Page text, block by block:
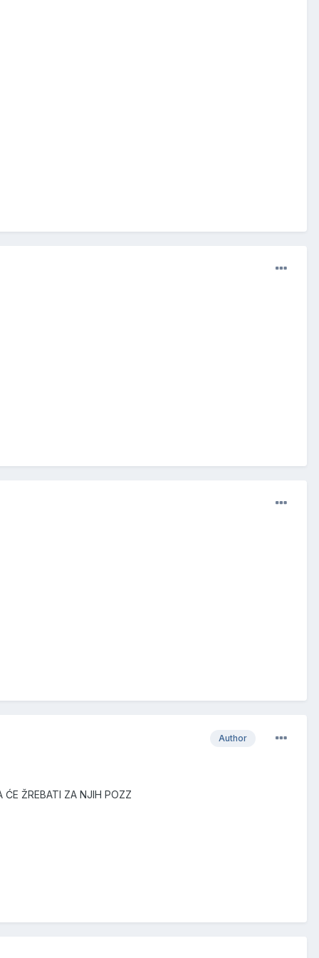
Author
ĆE ŽREBATI ZA NJIH POZZ